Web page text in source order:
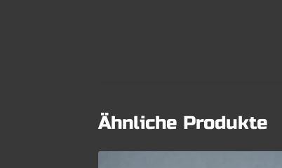
Ähnliche Produkte